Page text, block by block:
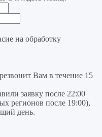
на обработку
Вам в течение 15
заявку после 22:00
регионов после 19:00),
день.